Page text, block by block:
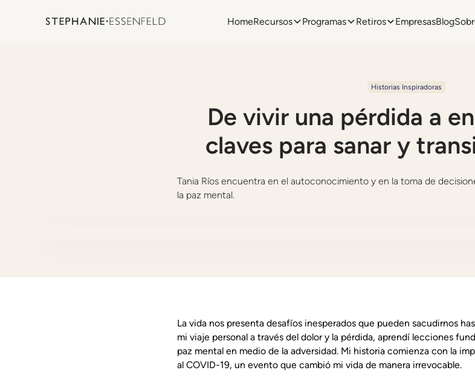
HomeRecursos Programas Retiros EmpresasBlog
Historias Inspiradoras
De vivir una pérdida a
claves para sanar y
Tania Ríos encuentra en el autoconocimiento y en la toma de
la paz mental.
La vida nos presenta desafíos inesperados que pueden sacudirnos
mi viaje personal a través del dolor y la pérdida, aprendí lecciones
paz mental en medio de la adversidad. Mi historia comienza con la
al COVID-19, un evento que cambió mi vida de manera irrevocable.